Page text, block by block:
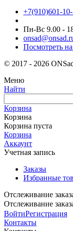
+7(910)601-
Пн-Вс 9.00 -
Посмотреть
© 2017 - 2026
Меню
Найти
Корзина
Корзина
Корзина пуста
Корзина
Аккаунт
Учетная запись
Заказы
Избранные
Отслеживание
Отслеживание
ВойтиРегистрация
Контакты